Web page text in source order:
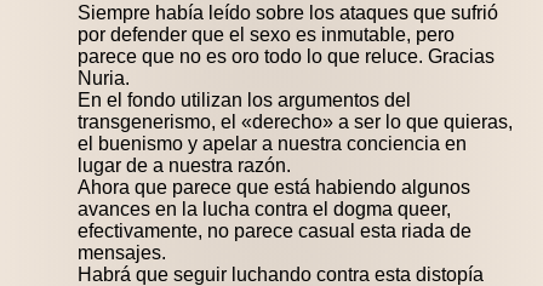
Siempre había leído sobre los ataques que sufrió
por defender que el sexo es inmutable, pero
parece que no es oro todo lo que reluce. Gracias
Nuria.
En el fondo utilizan los argumentos del
transgenerismo, el «derecho» a ser lo que quieras,
el buenismo y apelar a nuestra conciencia en
lugar de a nuestra razón.
Ahora que parece que está habiendo algunos
avances en la lucha contra el dogma queer,
efectivamente, no parece casual esta riada de
mensajes.
Habrá que seguir luchando contra esta distopía